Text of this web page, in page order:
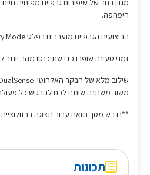
מגוון רחב של שיפורים גרפיים מפיחים
היפהפה. ​
הביצועים הגרפיים מועברים בפלט Fidelity Mode במצב איכות 4K
זמני טעינה שופרו כדי שתיכנסו מהר יותר
משוב משתנה שיתנו לכם להרגיש כל
**נדרש מסך תואם עבור תצוגה ברזולוציית
תכונות